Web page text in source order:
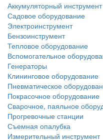
Аккумуляторный инструмент
Садовое оборудование
Электроинструмент
Бензоинструмент
Тепловое оборудование
Вспомогательное
Генераторы
Клининговое оборудование
Пневматическое
Покрасочное оборудование
Сварочное, паяльное
Прогревочные станции
Съемная опалубка
Измерительный инструмент